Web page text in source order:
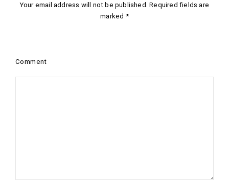
Your email address will not be published. Required fields are
marked *
Comment